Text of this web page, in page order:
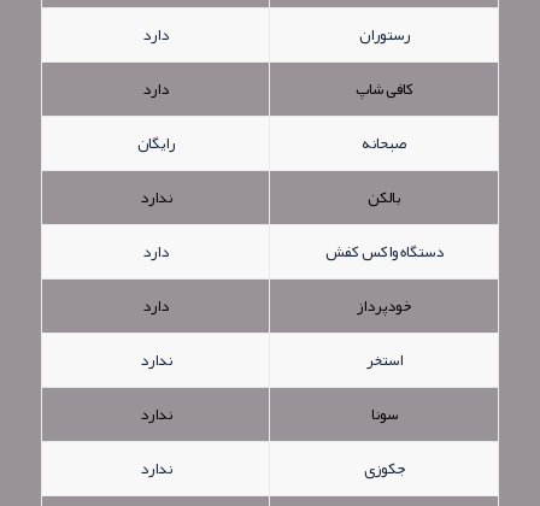
رستوران
دارد
کافی شاپ
دارد
صبحانه
رایگان
بالکن
ندارد
دستگاه واکس کفش
دارد
خودپرداز
دارد
استخر
ندارد
سونا
ندارد
جکوزی
ندارد